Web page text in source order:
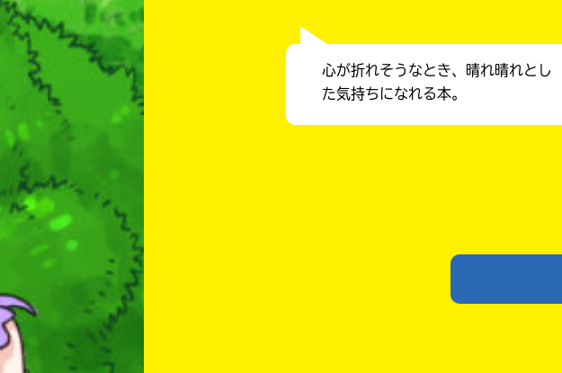
心が折れそうなとき、晴れ晴れとし
た気持ちになれる本。